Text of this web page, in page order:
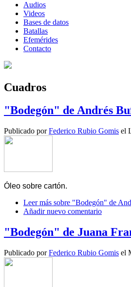
Audios
Videos
Bases de datos
Batallas
Efemérides
Contacto
Cuadros
"Bodegón" de Andrés
Publicado porFederico Rubio Gomis el
Óleo sobre cartón.
Leer más sobre "Bodegón" de
Añadir nuevo comentario
"Bodegón" de Juana
Publicado porFederico Rubio Gomis el